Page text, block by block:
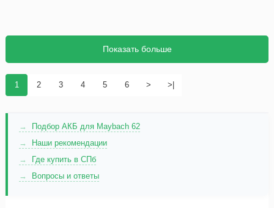
1 2 3 4 5 6 > >|
Показать больше
Подбор АКБ для Maybach 62
Наши рекомендации
Где купить в СПб
Вопросы и ответы